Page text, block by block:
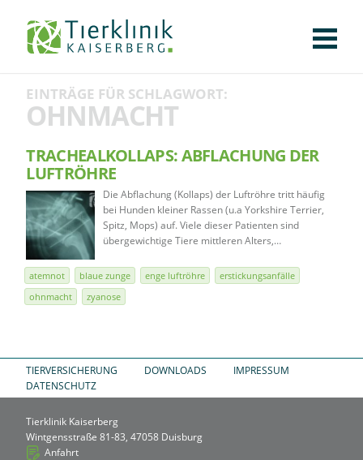
KLINIK
CHIRURGIE
AUGENHEILKUNDE
KARDIOLOGIE
BILDGEBUNG
INNERE MEDIZIN
WEITERE
AKTUELLES
LEXIKON
KONTAKT
Tierklinik
Kaiserberg
EINTRÄGE FÜR SCHLAGWORT:
OHNMACHT
TRACHEALKOLLAPS: ABFLACHUNG DER
LUFTRÖHRE
Die Abflachung (Kollaps) der Luftröhre tritt häufig
bei Hunden kleiner Rassen (u.a Yorkshire Terrier,
Spitz, Mops) auf. Viele dieser Patienten sind
übergewichtige Tiere mittleren Alters,…
atemnot blaue zunge enge luftröhre
erstickungsanfälle
ohnmacht
zyanose
TIERVERSICHERUNG DOWNLOADS
IMPRESSUM
DATENSCHUTZ
Tierklinik Kaiserberg
Wintgensstraße 81-83, 47058 Duisburg
Anfahrt